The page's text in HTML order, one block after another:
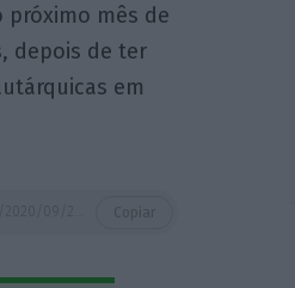
próximo mês de
depois de ter
em